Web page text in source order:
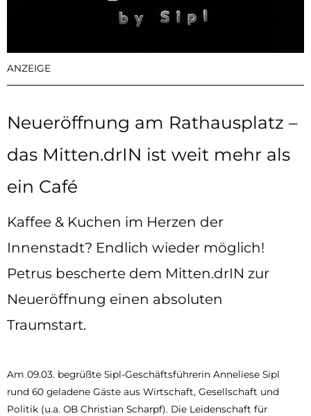
ANZEIGE
Neueröffnung am Rathausplatz –
das Mitten.drIN ist weit mehr als
ein Café
Kaffee & Kuchen im Herzen der
Innenstadt? Endlich wieder möglich!
Petrus bescherte dem Mitten.drIN zur
Neueröffnung einen absoluten
Traumstart.
Am 09.03. begrüßte Sipl-Geschäftsführerin Anneliese Sipl
rund 60 geladene Gäste aus Wirtschaft, Gesellschaft und
Politik (u.a. OB Christian Scharpf). Die Leidenschaft für